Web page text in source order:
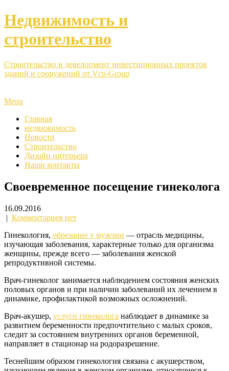
Недвижимость и
строительство
Строительство и девелопмент инвестиционных проектов
зданий и сооружений от Vcp-Group
Menu
Главная
недвижимость
Новости
Строительство
Дизайн интерьера
Наши контакты
Своевременное посещение гинеколога
16.09.2016
| Комментариев нет
Гинекология, обрезание у мужчин — отрасль медицины,
изучающая заболевания, характерные только для организма
женщины, прежде всего — заболевания женской
репродуктивной системы.
Врач-гинеколог занимается наблюдением состояния женских
половых органов и при наличии заболеваний их лечением в
динамике, профилактикой возможных осложнений.
Врач-акушер, услуги гинеколога наблюдает в динамике за
развитием беременности предпочтительно с малых сроков,
следит за состоянием внутренних органов беременной,
направляет в стационар на родоразрешение.
Теснейшим образом гинекология связана с акушерством,